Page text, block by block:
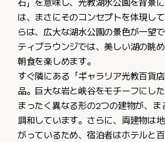
石」を意味し、光教湖水公園を背景
は、まさにそのコンセプトを体現し
らは、広大な湖水公園の景色が一望
ティブラウンジでは、美しい湖の眺
朝食を楽しめます。
すぐ隣にある「ギャラリア光教百貨
品。巨大な岩と峡谷をモチーフにした
まったく異なる形の2つの建物が、ま
調和しています。さらに、両建物は
がっているため、宿泊者はホテルと